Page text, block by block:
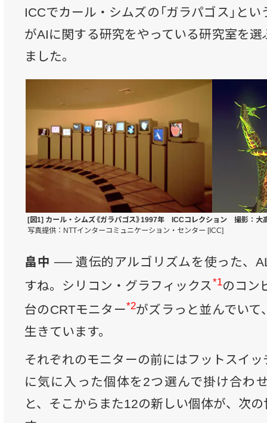
ICCでカール・シムズの「ガラパゴス」と
がAIに関する研究をやっている研究室を
ました。
[図1] カール・シムズ《ガラパゴス》1997年 ICCコレクション 撮影：大
写真提供：NTTインターコミュニケーション・センター [ICC]
畠中 ──遺伝的アルゴリズムを使った、
すね。シリコン・グラフィックス*1のコン
台のCRTモニター*2がズラっと並んでい
生きています。
それぞれのモニターの前にはフットスイ
に気に入った個体を2つ選んで掛け合わ
と、そこからまた12の新しい個体が、次